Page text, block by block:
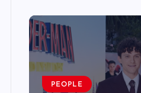
PEOPLE